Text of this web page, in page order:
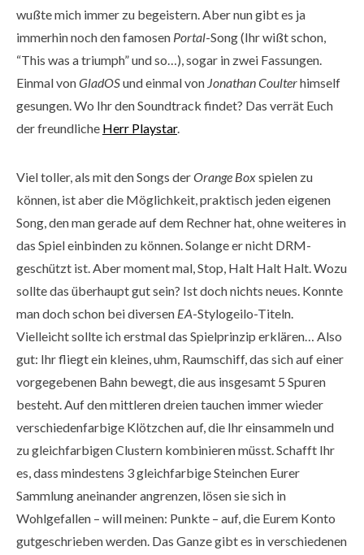
wußte mich immer zu begeistern. Aber nun gibt es ja
immerhin noch den famosen Portal-Song (Ihr wißt schon,
“This was a triumph” und so…), sogar in zwei Fassungen.
Einmal vonGladOSund einmal von Jonathan Coulterhimself
gesungen. Wo Ihr den Soundtrack findet? Das verrät Euch
der freundliche Herr Playstar.
Viel toller, als mit den Songs derOrange Boxspielen zu
können, ist aber die Möglichkeit, praktisch jeden eigenen
Song, den man gerade auf dem Rechner hat, ohne weiteres in
das Spiel einbinden zu können. Solange er nicht DRM-
geschützt ist. Aber moment mal, Stop, Halt Halt Halt. Wozu
sollte das überhaupt gut sein? Ist doch nichts neues. Konnte
man doch schon bei diversen EA-Stylogeilo-Titeln.
Vielleicht sollte ich erstmal das Spielprinzip erklären… Also
gut: Ihr fliegt ein kleines, uhm, Raumschiff, das sich auf einer
vorgegebenen Bahn bewegt, die aus insgesamt 5 Spuren
besteht. Auf den mittleren dreien tauchen immer wieder
verschiedenfarbige Klötzchen auf, die Ihr einsammeln und
zu gleichfarbigen Clustern kombinieren müsst. Schafft Ihr
es, dass mindestens 3 gleichfarbige Steinchen Eurer
Sammlung aneinander angrenzen, lösen sie sich in
Wohlgefallen – will meinen: Punkte – auf, die Eurem Konto
gutgeschrieben werden. Das Ganze gibt es in verschiedenen